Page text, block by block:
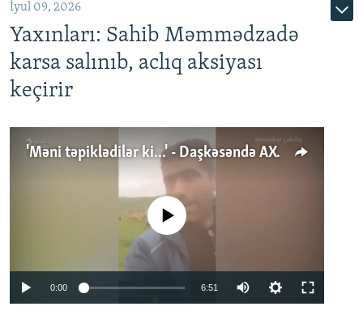
İyul 09, 2026
Yaxınları: Sahib Məmmədzadə
karsa salınıb, aclıq aksiyası
keçirir
'Məni təpiklədilər ki...' - Daşkəsəndə AXCP fəalının yaxınları onun həbsinə etiraz edirlər
No media source currently available
0:00 6:51